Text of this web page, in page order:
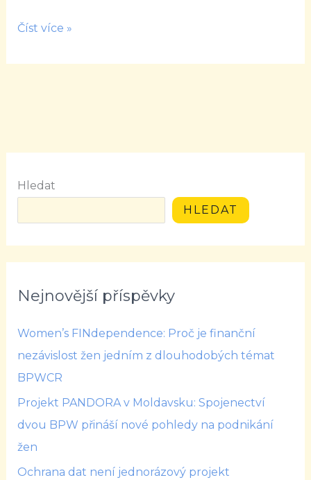
Číst více »
Hledat
HLEDAT
Nejnovější příspěvky
Women’s FINdependence: Proč je finanční
nezávislost žen jedním z dlouhodobých témat
BPWCR
Projekt PANDORA v Moldavsku: Spojenectví
dvou BPW přináší nové pohledy na podnikání
žen
Ochrana dat není jednorázový projekt